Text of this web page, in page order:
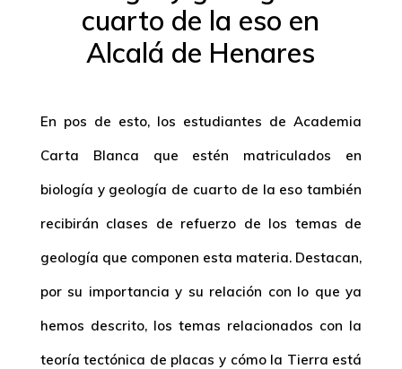
cuarto de la eso en
Alcalá de Henares
En pos de esto, los estudiantes de Academia
Carta Blanca que estén matriculados en
biología y geología de cuarto de la eso también
recibirán clases de refuerzo de los temas de
geología que componen esta materia. Destacan,
por su importancia y su relación con lo que ya
hemos descrito, los temas relacionados con la
teoría tectónica de placas y cómo la Tierra está